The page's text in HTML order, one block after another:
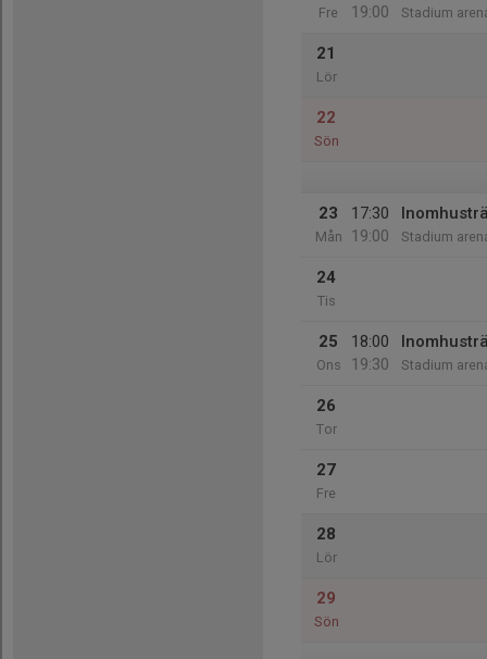
Fre
19:00
Stadium
21
Lör
22
Sön
23
Mån
17:30
19:00
Stadium
24
Tis
25
Ons
18:00
19:30
Stadium
26
Tor
27
Fre
28
Lör
29
Sön